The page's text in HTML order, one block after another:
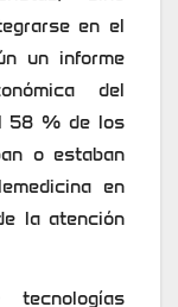
en el
un informe
del
58 % de los
o estaban
en
la atención